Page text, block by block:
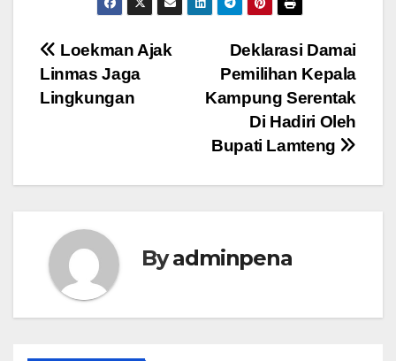
Navigasi
pos
Deklarasi Damai
Pemilihan Kepala
Kampung Serentak
Di Hadiri Oleh
Bupati Lamteng
Loekman Ajak
Linmas Jaga
Lingkungan
Byadminpena